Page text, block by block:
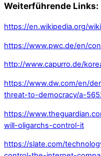
Weiterführende Links:
https://en.wikipedia.org/
https://www.pwc.de/en/
http://www.capurro.de/
https://www.dw.com/en/
threat-to-democracy/a-
https://
will-oligarchs-control-it
https://slate.com/